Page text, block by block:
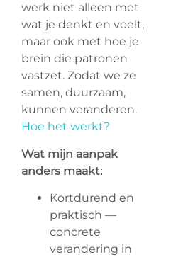
werk niet alleen met
wat je denkt en voelt,
maar ook met hoe je
brein die patronen
vastzet. Zodat we ze
samen, duurzaam,
kunnen veranderen.
Hoe het werkt?
Wat mijn aanpak
anders maakt:
Kortdurend en
praktisch —
concrete
verandering in